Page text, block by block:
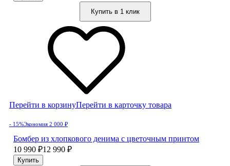
Купить в 1 клик
Перейти в корзинуПерейти в карточку товара
- 15%Экономия 2 000 ₽
Бомбер из хлопкового денима с цветочным принтом
10 990 ₽12 990 ₽